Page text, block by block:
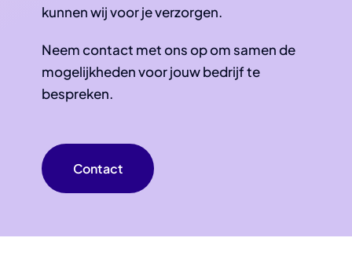
kunnen wij voor je verzorgen.
Neem contact met ons op om samen de
mogelijkheden voor jouw bedrijf te
bespreken.
Contact